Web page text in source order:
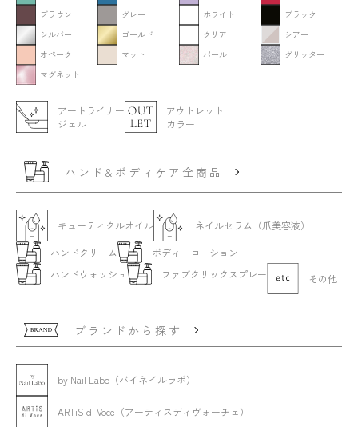
ブラウン
グレー ホワイト
ブラック
シルバー
ゴールド クリア
シアー
オペーク
マット パール
グリッター
マグネット
アートライナー
ジェル
アウトレット
カラー
ハンド&ボディケア全商品
キューティクルオイル
ネイルセラム（爪美容液）
ハンドクリーム
ボディーローション
ハンドウォッシュ
ファブクリックスプレー その他
ブランドから探す
by Nail Labo（バイネイルラボ）
ARTiS di Voce（アーティスディヴォーチェ）